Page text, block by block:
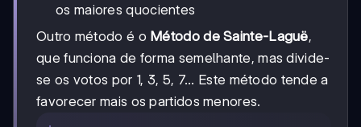
os maiores quocientes
Outro método é o Método de Sainte-Laguë,
que funciona de forma semelhante, mas divide-
se os votos por 1, 3, 5, 7... Este método tende a
favorecer mais os partidos menores.